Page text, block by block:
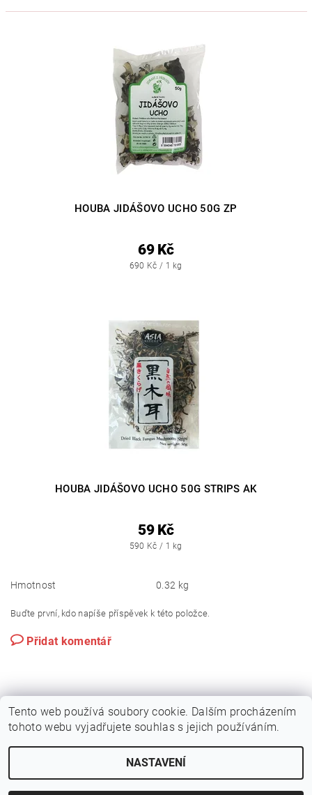
HOUBA JIDÁŠOVO UCHO 50G ZP
69 Kč
690 Kč / 1 kg
HOUBA JIDÁŠOVO UCHO 50G STRIPS AK
59 Kč
590 Kč / 1 kg
Hmotnost 0.32 kg
Buďte první, kdo napíše příspěvek k této položce.
Přidat komentář
2026 © Kvalitní suroviny na sushi - sushiraj.cz, všechna práva vyhrazena
Tento web používá soubory cookie. Dalším procházením
tohoto webu vyjadřujete souhlas s jejich používáním.
NASTAVENÍ